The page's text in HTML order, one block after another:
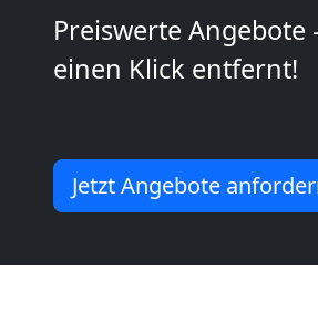
Preiswerte Angebote
einen Klick entfernt!
Jetzt Angebote
Neustadt
Umzug
Wiener